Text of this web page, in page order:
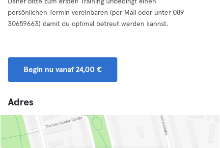
Daher bitte zum ersten Training unbedingt einen
persönlichen Termin vereinbaren (per Mail oder unter 089
30659663) damit du optimal betreut werden kannst.
Begin nu vanaf 24,00 €
Adres